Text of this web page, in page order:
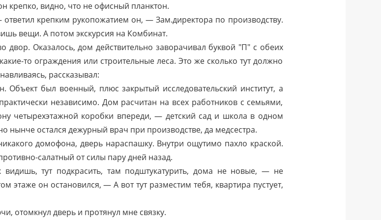
крепко, видно, что не офисный планктон.
крепким рукопожатием он, — Зам.директора по производству.
вещи. А потом экскурсия на Комбинат.
двор. Оказалось, дом действительно заворачивал буквой "П" с обеих
то ограждения или строительные леса. Это же сколько тут должно
рассказывал:
был военный, плюс закрытый исследовательский институт, а
независимо. Дом расчитан на всех работников с семьями,
четырехэтажной коробки впереди, — детский сад и школа в одном
нынче остался дежурный врач при производстве, да медсестра.
домофона, дверь нараспашку. Внутри ощутимо пахло краской.
салатный от силы пару дней назад.
тут подкрасить, там подштукатурить, дома не новые, — не
этаже он остановился, — А вот тут разместим тебя, квартира пустует,
отомкнул дверь и протянул мне связку.